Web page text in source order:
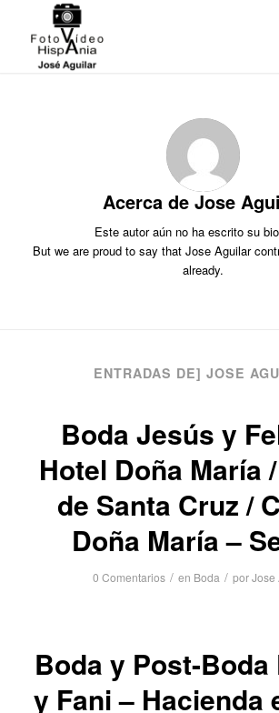
Acerca deJose
Este autor aún no ha escrito su
But we are proud to say that Jose Aguilar
already.
ENTRADAS DE] JOSE
Boda Jesús y
Hotel Doña María
de Santa Cruz /
Doña María –
0 Comentarios / en Boda / porJose
Boda y Post-Boda
y Fani – Hacienda